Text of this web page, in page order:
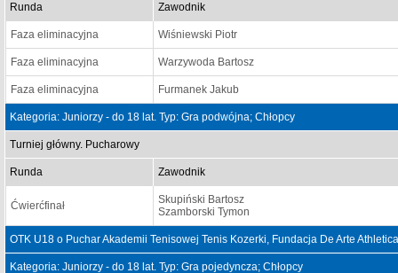
Runda Zawodnik
Faza eliminacyjna Wiśniewski Piotr
Faza eliminacyjna Warzywoda Bartosz
Faza eliminacyjna Furmanek Jakub
Kategoria: Juniorzy - do 18 lat. Typ: Gra podwójna; Chłopcy
Turniej główny. Pucharowy
Runda Zawodnik
Ćwierćfinał
Skupiński Bartosz
Szamborski Tymon
OTK U18 o Puchar Akademii Tenisowej Tenis Kozerki, Fundacja De Arte
Kategoria: Juniorzy - do 18 lat. Typ: Gra pojedyncza; Chłopcy